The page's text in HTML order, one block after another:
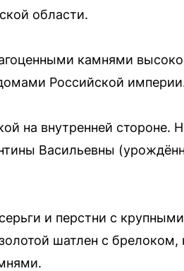
области.
камнями
Российской
на внутренней стороне.
Васильевны
и перстни с крупными
шатлен с брелоком,